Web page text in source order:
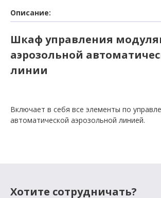
Описание:
Шкаф управления
аэрозольной
линии
Включает в себя все элементы по
автоматической аэрозольной линией.
Хотите сотрудничать?